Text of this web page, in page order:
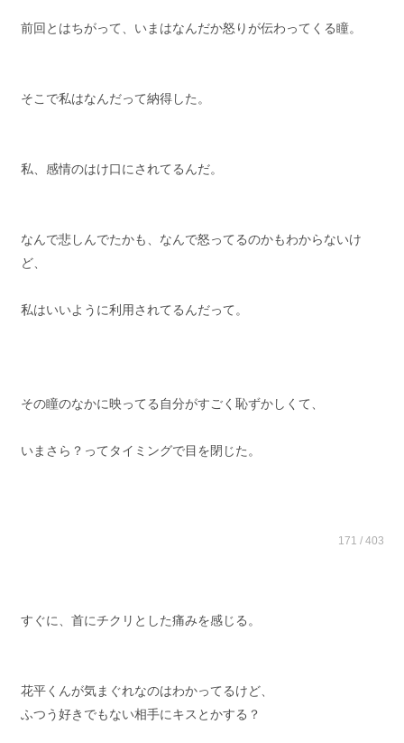
前回とはちがって、いまはなんだか怒りが伝わってくる瞳。
そこで私はなんだって納得した。
私、感情のはけ口にされてるんだ。
なんで悲しんでたかも、なんで怒ってるのかもわからないけ
ど、
私はいいように利用されてるんだって。
その瞳のなかに映ってる自分がすごく恥ずかしくて、
いまさら？ってタイミングで目を閉じた。
171 / 403
すぐに、首にチクリとした痛みを感じる。
花平くんが気まぐれなのはわかってるけど、
ふつう好きでもない相手にキスとかする？